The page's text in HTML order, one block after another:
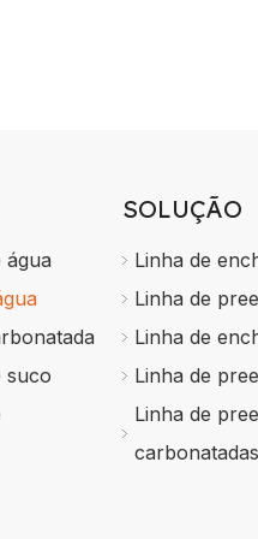
água
suco
SOLUÇÃO
Linha de
Linha de
Linha de
Linha de
Linha de
carbonatadas